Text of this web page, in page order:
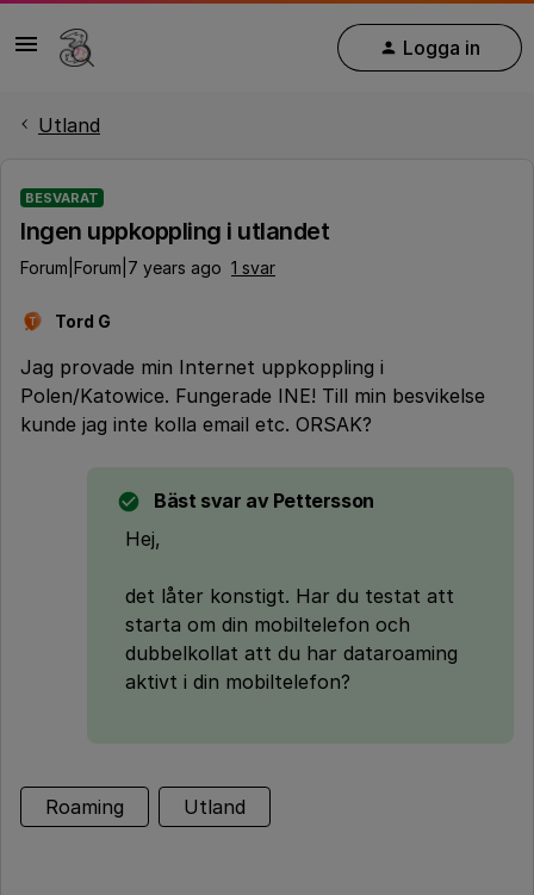
Logga in
Utland
BESVARAT
Ingen uppkoppling i utlandet
Forum|Forum|7 years ago 1 svar
T Tord G
Jag provade min Internet uppkoppling i
Polen/Katowice. Fungerade INE! Till min besvikelse
kunde jag inte kolla email etc. ORSAK?
Bäst svar av Pettersson
Hej,
det låter konstigt. Har du testat att
starta om din mobiltelefon och
dubbelkollat att du har dataroaming
aktivt i din mobiltelefon?
Roaming Utland